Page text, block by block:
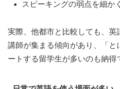
スピーキングの弱点を細か
実際、他都市と比較しても、英
講師が集まる傾向があり、「
ートする留学生が多いのも納得